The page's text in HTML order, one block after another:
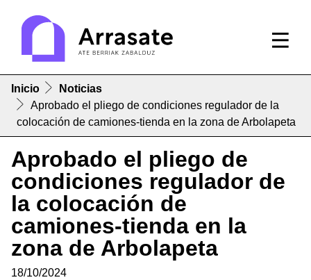
Inicio
Noticias
Aprobado el pliego de condiciones regulador de la
colocación de camiones-tienda en la zona de Arbolapeta
Aprobado el pliego de
condiciones regulador de
la colocación de
camiones-tienda en la
zona de Arbolapeta
18/10/2024